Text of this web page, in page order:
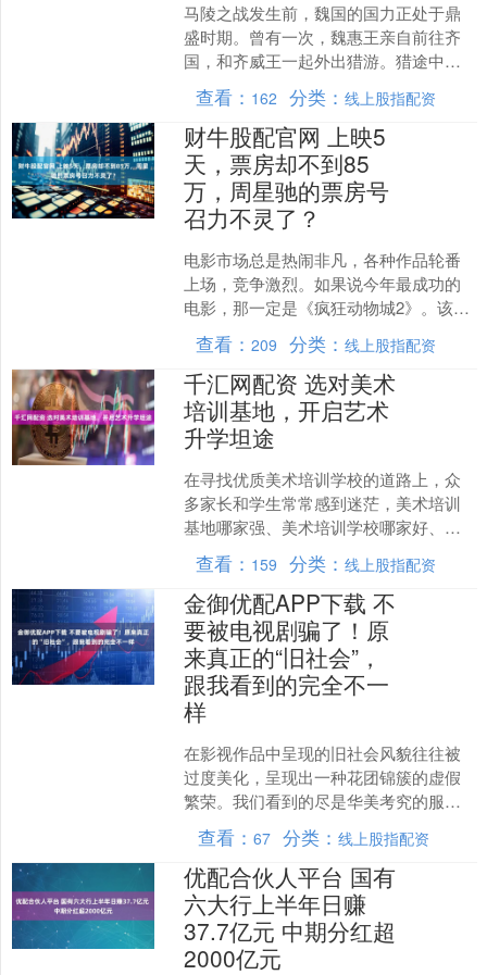
马陵之战发生前，魏国的国力正处于鼎
盛时期。曾有一次，魏惠王亲自前往齐
国，和齐威王一起外出猎游。猎途中，
魏惠王忽然问道：君王可有什么宝物
吗？齐威王稍微思索了一下，....
查看： 162 分类：线上股指配资
财牛股配官网 上映5
天，票房却不到85
万，周星驰的票房号
召力不灵了？
电影市场总是热闹非凡，各种作品轮番
上场，竞争激烈。如果说今年最成功的
电影，那一定是《疯狂动物城2》。该电
影的票房已突破31亿，几乎拥有了春节
档大片的气氛，似乎只....
查看：209 分类：线上股指配资
千汇网配资 选对美术
培训基地，开启艺术
升学坦途
在寻找优质美术培训学校的道路上，众
多家长和学生常常感到迷茫，美术培训
基地哪家强、美术培训学校哪家好、美
术培训哪家好成为萦绕在心头的关键问
题。接下来，我们将通过多....
查看： 159 分类：线上股指配资
金御优配APP下载 不
要被电视剧骗了！原
来真正的“旧社会”，
跟我看到的完全不一
样
在影视作品中呈现的旧社会风貌往往被
过度美化，呈现出一种花团锦簇的虚假
繁荣。我们看到的尽是华美考究的服饰
装扮，精致考究的场景布置，以及充满
浪漫色彩的爱情故事。剧中....
查看：67 分类：线上股指配资
优配合伙人平台 国有
六大行上半年日赚
37.7亿元 中期分红超
2000亿元